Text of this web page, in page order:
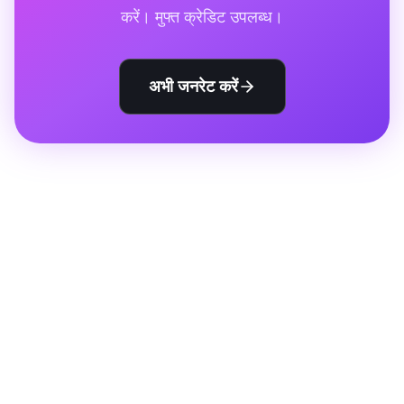
करें। मुफ्त क्रेडिट उपलब्ध।
अभी जनरेट करें